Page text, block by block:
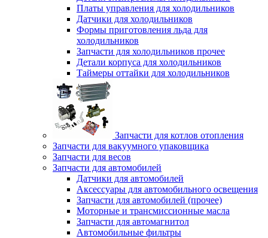
Платы управления для холодильников
Датчики для холодильников
Формы приготовления льда для
холодильников
Запчасти для холодильников прочее
Детали корпуса для холодильников
Таймеры оттайки для холодильников
Запчасти для котлов отопления
Запчасти для вакуумного упаковщика
Запчасти для весов
Запчасти для автомобилей
Датчики для автомобилей
Аксессуары для автомобильного освещения
Запчасти для автомобилей (прочее)
Моторные и трансмиссионные масла
Запчасти для автомагнитол
Автомобильные фильтры